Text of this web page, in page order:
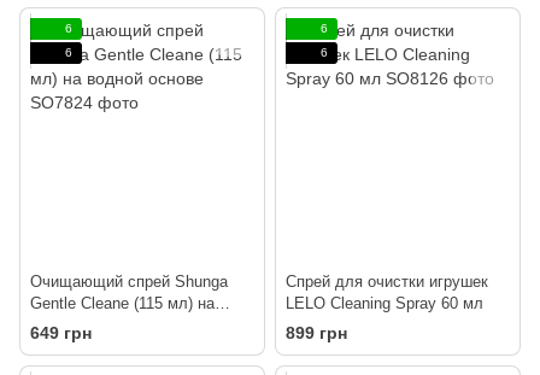
6
6
Очищающий спрей Shunga
Gentle Cleane (115 мл) на
водной основе
649 грн
6
6
Спрей для очистки игрушек
LELO Cleaning Spray 60 мл
899 грн